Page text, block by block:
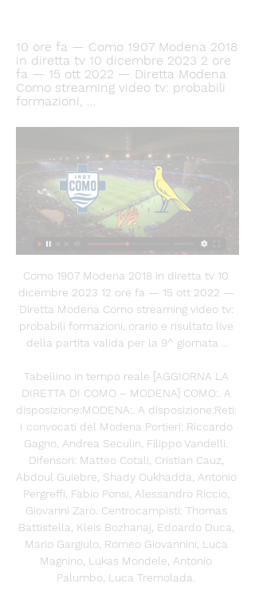
10 ore fa — Como 1907 Modena 2018
in diretta tv 10 dicembre 2023 2 ore
fa — 15 ott 2022 — Diretta Modena
Como streaming video tv: probabili
formazioni, ...
Como 1907 Modena 2018 in diretta tv 10
dicembre 2023 12 ore fa — 15 ott 2022 —
Diretta Modena Como streaming video tv:
probabili formazioni, orario e risultato live
della partita valida per la 9^ giornata ...
Tabellino in tempo reale [AGGIORNA LA
DIRETTA DI COMO – MODENA] COMO:. A
disposizione:MODENA:. A disposizione:Reti:
I convocati del Modena Portieri: Riccardo
Gagno, Andrea Seculin, Filippo Vandelli.
Difensori: Matteo Cotali, Cristian Cauz,
Abdoul Guiebre, Shady Oukhadda, Antonio
Pergreffi, Fabio Ponsi, Alessandro Riccio,
Giovanni Zaro. Centrocampisti: Thomas
Battistella, Kleis Bozhanaj, Edoardo Duca,
Mario Gargiulo, Romeo Giovannini, Luca
Magnino, Lukas Mondele, Antonio
Palumbo, Luca Tremolada.